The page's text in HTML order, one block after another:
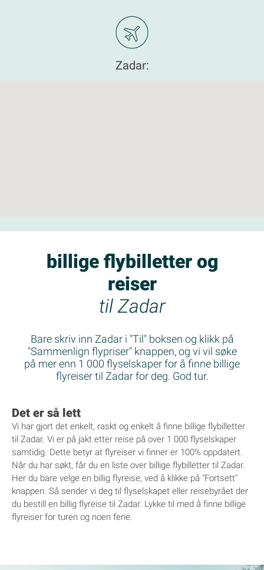
Zadar:
billige flybilletter og
reiser
til Zadar
Bare skriv inn Zadar i "Til" boksen og klikk på
"Sammenlign flypriser" knappen, og vi vil søke
på mer enn 1 000 flyselskaper for å finne billige
flyreiser til Zadar for deg. God tur.
Det er så lett
Vi har gjort det enkelt, raskt og enkelt å finne billige flybilletter
til Zadar. Vi er på jakt etter reise på over 1 000 flyselskaper
samtidig. Dette betyr at flyreiser vi finner er 100% oppdatert.
Når du har søkt, får du en liste over billige flybilletter til Zadar.
Her du bare velge en billig flyreise, ved å klikke på "Fortsett"
knappen. Så sender vi deg til flyselskapet eller reisebyrået der
du bestill en billig flyreise til Zadar. Lykke til med å finne billige
flyreiser for turen og noen ferie.